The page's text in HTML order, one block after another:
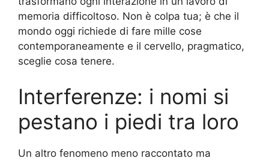
memoria difficoltoso. Non è colpa tua; è che il
mondo oggi richiede di fare mille cose
contemporaneamente e il cervello, pragmatico,
sceglie cosa tenere.
Interferenze: i nomi si
pestano i piedi tra loro
Un altro fenomeno meno raccontato ma